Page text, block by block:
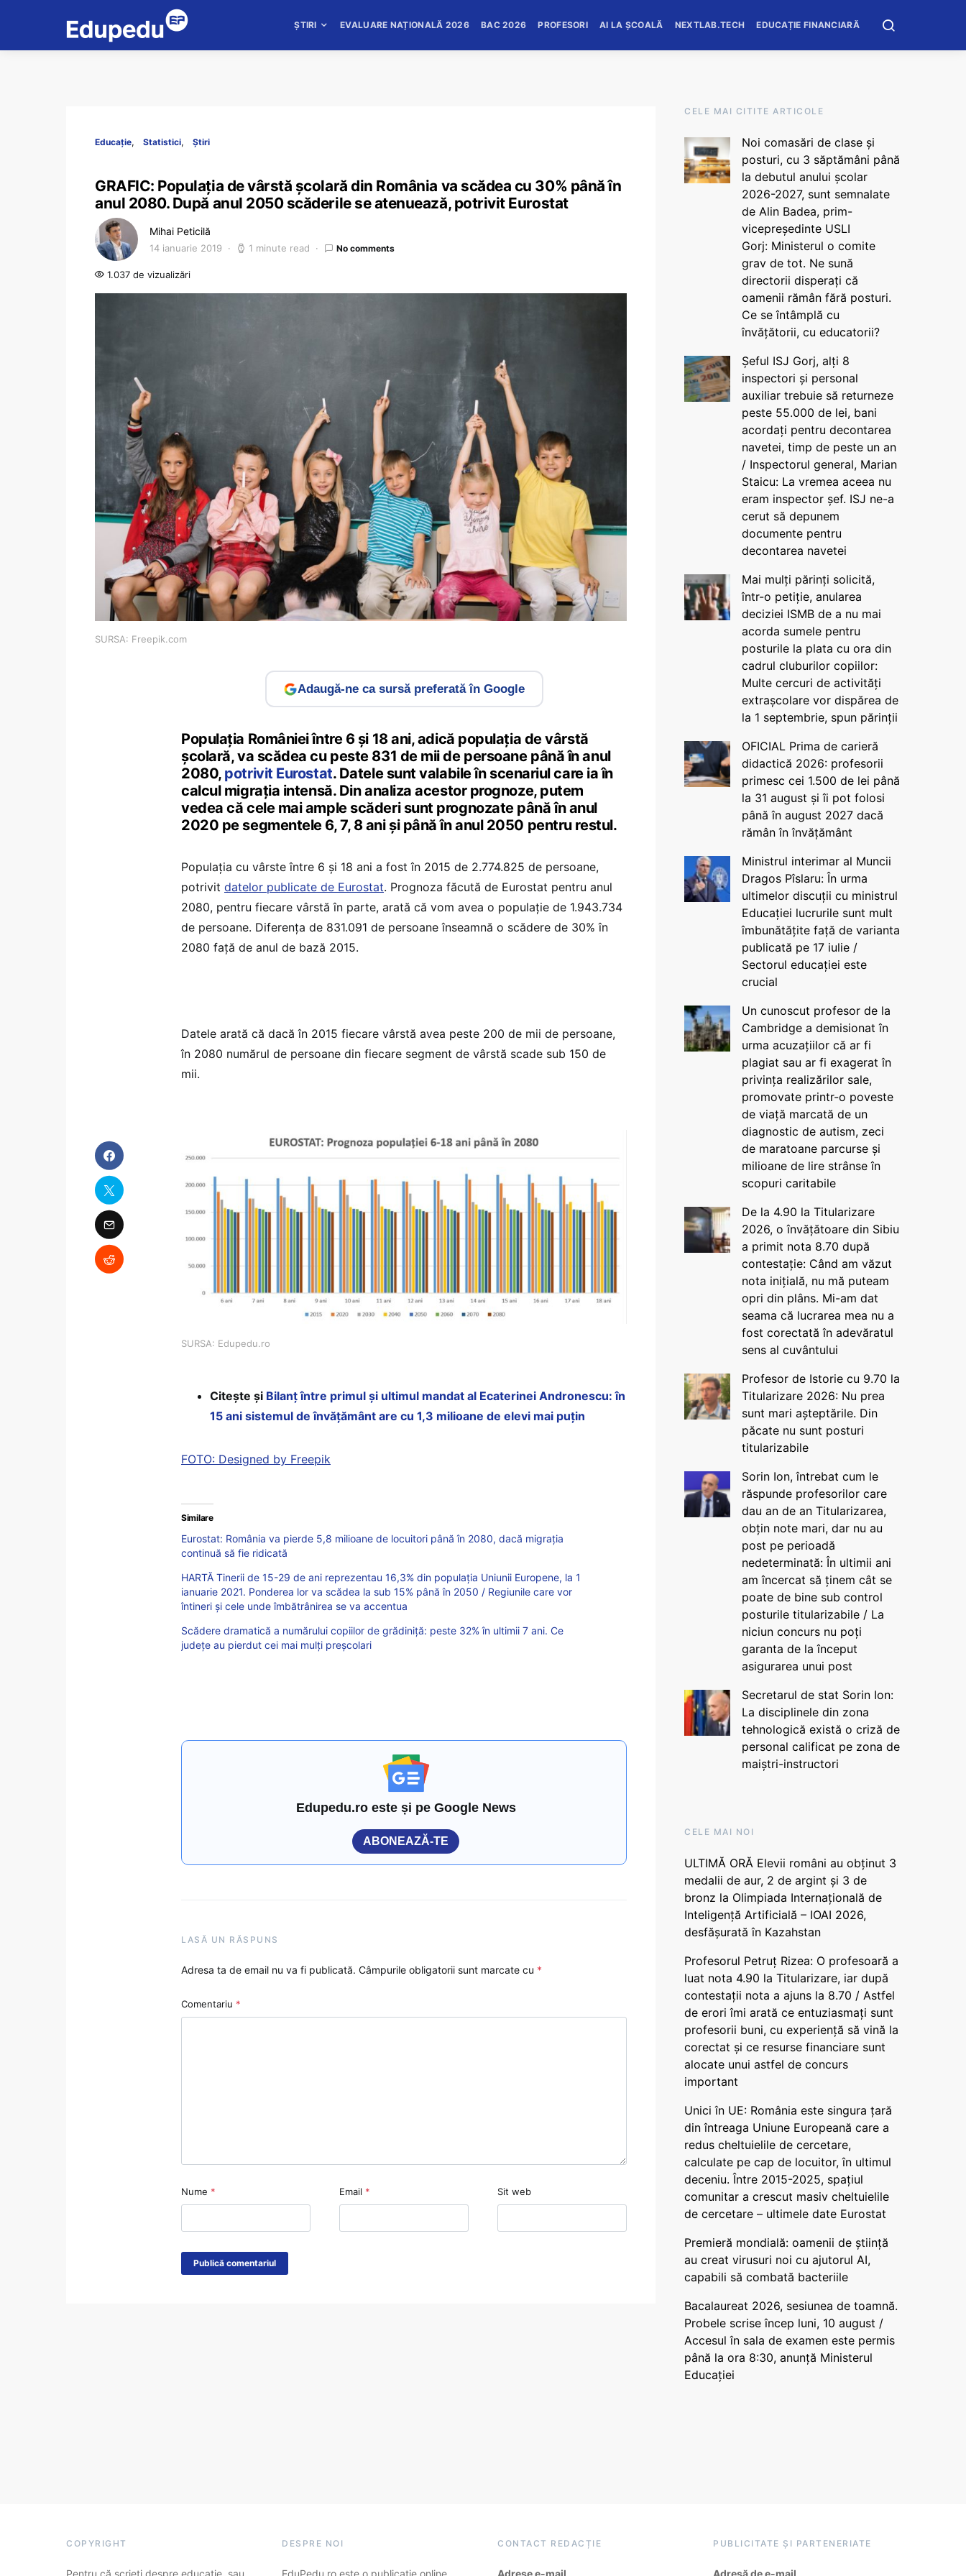
ȘTIRI EVALUARE NAȚIONALĂ 2026 BAC 2026 PROFESORI AI LA ȘCOALĂ NEXTLAB.TECH EDUCAȚIE FINANCIARĂ
Educație Statistici Știri
GRAFIC: Populația de vârstă școlară din România va scădea cu 30% până în
anul 2080. După anul 2050 scăderile se atenuează, potrivit Eurostat
Mihai Peticilă
14 ianuarie 2019 1 minute read No comments
1.037 de vizualizări
SURSA: Freepik.com
Adaugă-ne ca sursă preferată în Google
Populația României între 6 și 18 ani, adică populația de vârstă
școlară, va scădea cu peste 831 de mii de persoane până în anul
2080, potrivit Eurostat. Datele sunt valabile în scenariul care ia în
calcul migrația intensă. Din analiza acestor prognoze, putem
vedea că cele mai ample scăderi sunt prognozate până în anul
2020 pe segmentele 6, 7, 8 ani și până în anul 2050 pentru restul.
Populația cu vârste între 6 și 18 ani a fost în 2015 de 2.774.825 de persoane,
potrivit datelor publicate de Eurostat. Prognoza făcută de Eurostat pentru anul
2080, pentru fiecare vârstă în parte, arată că vom avea o populație de 1.943.734
de persoane. Diferența de 831.091 de persoane înseamnă o scădere de 30% în
2080 față de anul de bază 2015.
Datele arată că dacă în 2015 fiecare vârstă avea peste 200 de mii de persoane,
în 2080 numărul de persoane din fiecare segment de vârstă scade sub 150 de
mii.
SURSA: Edupedu.ro
Citește și Bilanț între primul și ultimul mandat al Ecaterinei Andronescu: în
15 ani sistemul de învățământ are cu 1,3 milioane de elevi mai puțin
FOTO: Designed by Freepik
Similare
Eurostat: România va pierde 5,8 milioane de locuitori până în 2080, dacă migrația
continuă să fie ridicată
HARTĂ Tinerii de 15-29 de ani reprezentau 16,3% din populația Uniunii Europene, la 1
ianuarie 2021. Ponderea lor va scădea la sub 15% până în 2050 / Regiunile care vor
întineri și cele unde îmbătrânirea se va accentua
Scădere dramatică a numărului copiilor de grădiniță: peste 32% în ultimii 7 ani. Ce
județe au pierdut cei mai mulți preșcolari
Edupedu.ro este și pe Google News
ABONEAZĂ-TE
LASĂ UN RĂSPUNS
Adresa ta de email nu va fi publicată. Câmpurile obligatorii sunt marcate cu *
Comentariu *
Nume * Email * Sit web
CELE MAI CITITE ARTICOLE
Noi comasări de clase și
posturi, cu 3 săptămâni până
la debutul anului școlar
2026-2027, sunt semnalate
de Alin Badea, prim-
vicepreședinte USLI
Gorj: Ministerul o comite
grav de tot. Ne sună
directorii disperați că
oamenii rămân fără posturi.
Ce se întâmplă cu
învățătorii, cu educatorii?
Șeful ISJ Gorj, alți 8
inspectori și personal
auxiliar trebuie să returneze
peste 55.000 de lei, bani
acordați pentru decontarea
navetei, timp de peste un an
/ Inspectorul general, Marian
Staicu: La vremea aceea nu
eram inspector șef. ISJ ne-a
cerut să depunem
documente pentru
decontarea navetei
Mai mulți părinți solicită,
într-o petiție, anularea
deciziei ISMB de a nu mai
acorda sumele pentru
posturile la plata cu ora din
cadrul cluburilor copiilor:
Multe cercuri de activități
extrașcolare vor dispărea de
la 1 septembrie, spun părinții
OFICIAL Prima de carieră
didactică 2026: profesorii
primesc cei 1.500 de lei până
la 31 august și îi pot folosi
până în august 2027 dacă
rămân în învățământ
Ministrul interimar al Muncii
Dragos Pîslaru: În urma
ultimelor discuții cu ministrul
Educației lucrurile sunt mult
îmbunătățite față de varianta
publicată pe 17 iulie /
Sectorul educației este
crucial
Un cunoscut profesor de la
Cambridge a demisionat în
urma acuzațiilor că ar fi
plagiat sau ar fi exagerat în
privința realizărilor sale,
promovate printr-o poveste
de viață marcată de un
diagnostic de autism, zeci
de maratoane parcurse și
milioane de lire strânse în
scopuri caritabile
De la 4.90 la Titularizare
2026, o învățătoare din Sibiu
a primit nota 8.70 după
contestație: Când am văzut
nota inițială, nu mă puteam
opri din plâns. Mi-am dat
seama că lucrarea mea nu a
fost corectată în adevăratul
sens al cuvântului
Profesor de Istorie cu 9.70 la
Titularizare 2026: Nu prea
sunt mari așteptările. Din
păcate nu sunt posturi
titularizabile
Sorin Ion, întrebat cum le
răspunde profesorilor care
dau an de an Titularizarea,
obțin note mari, dar nu au
post pe perioadă
nedeterminată: În ultimii ani
am încercat să ținem cât se
poate de bine sub control
posturile titularizabile / La
niciun concurs nu poți
garanta de la început
asigurarea unui post
Secretarul de stat Sorin Ion:
La disciplinele din zona
tehnologică există o criză de
personal calificat pe zona de
maiștri-instructori
CELE MAI NOI
ULTIMĂ ORĂ Elevii români au obținut 3
medalii de aur, 2 de argint și 3 de
bronz la Olimpiada Internațională de
Inteligență Artificială – IOAI 2026,
desfășurată în Kazahstan
Profesorul Petruț Rizea: O profesoară a
luat nota 4.90 la Titularizare, iar după
contestații nota a ajuns la 8.70 / Astfel
de erori îmi arată ce entuziasmați sunt
profesorii buni, cu experiență să vină la
corectat și ce resurse financiare sunt
alocate unui astfel de concurs
important
Unici în UE: România este singura țară
din întreaga Uniune Europeană care a
redus cheltuielile de cercetare,
calculate pe cap de locuitor, în ultimul
deceniu. Între 2015-2025, spațiul
comunitar a crescut masiv cheltuielile
de cercetare – ultimele date Eurostat
Premieră mondială: oamenii de știință
au creat virusuri noi cu ajutorul AI,
capabili să combată bacteriile
Bacalaureat 2026, sesiunea de toamnă.
Probele scrise încep luni, 10 august /
Accesul în sala de examen este permis
până la ora 8:30, anunță Ministerul
Educației
COPYRIGHT
Pentru că scrieți despre educație, sau
DESPRE NOI
EduPedu.ro este o publicație online
CONTACT REDACȚIE
Adrese e-mail
PUBLICITATE ȘI PARTENERIATE
Adresă de e-mail